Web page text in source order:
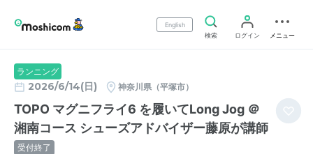
English
検索
ログイン メニュー
ランニング
2026/6/14(日) 神奈川県（平塚市）
TOPO マグニフライ6 を履いてLong Jog ＠
湘南コース シューズアドバイザー藤原が講師
受付終了